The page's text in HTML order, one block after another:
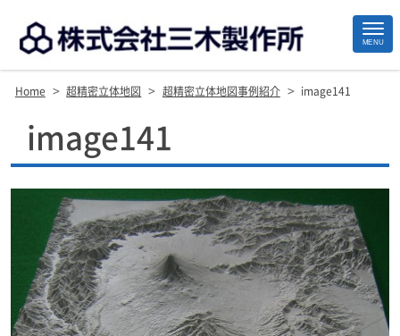
MENU
Home > 超精密立体地図 > 超精密立体地図事例紹介 > image141
image141
Site
Footer